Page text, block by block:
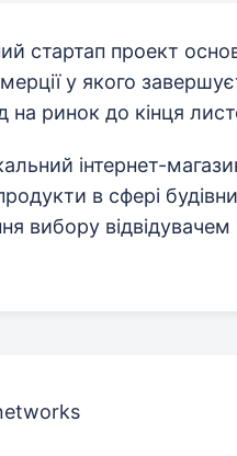
стартап проект
у якого
на ринок до кінця
інтернет-
в сфері
вибору